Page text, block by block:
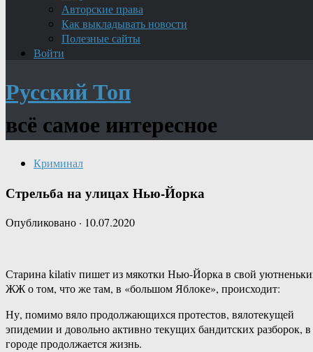
Авторские права
Как выкладывать новости
Полезные сайты
Войти
Русский Топ
всё самое интересное
Криминал
Стрельба на улицах Нью-Йорка
Опубликовано · 10.07.2020
Старина kilativ пишет из мякотки Нью-Йорка в свой
ЖЖ о том, что же там, в «большом Яблоке», происходит:
Ну, помимо вяло продолжающихся протестов, вялотекущей
эпидемии и довольно активно текущих бандитских разборок, в
городе продолжается жизнь.